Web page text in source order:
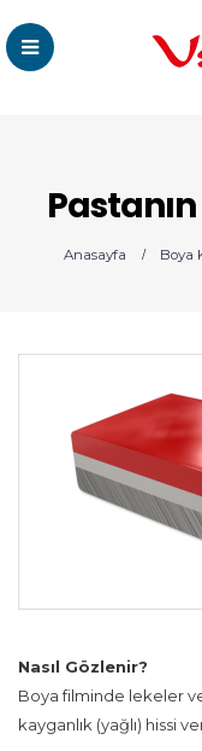
Anasayfa Boya
Nasıl Gözlenir?
Boya filminde lekeler
kayganlık (yağlı) hissi